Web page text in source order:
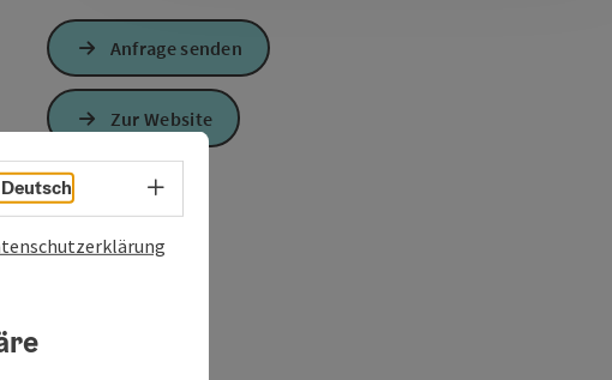
Anfrage senden
Zur Website
Deutsch Sprachwahl - Menü öffnen